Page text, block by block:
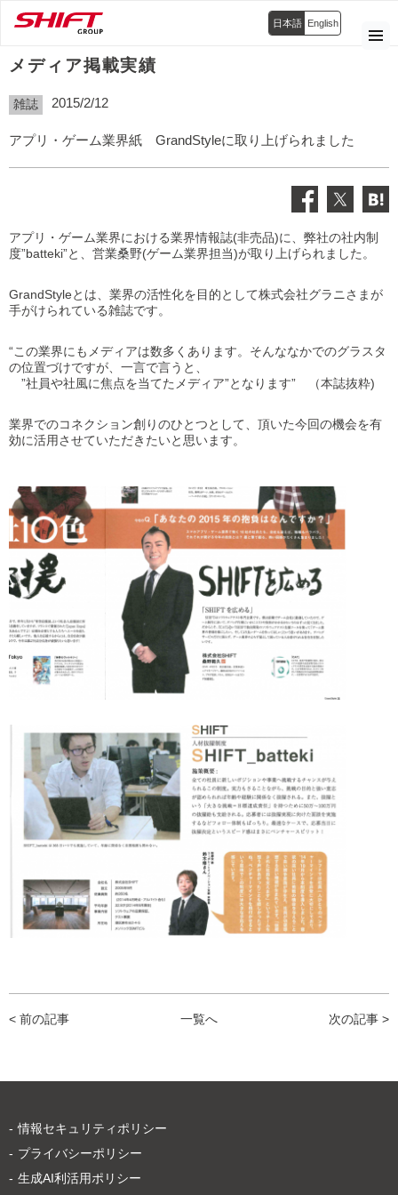
日本語 English
メディア掲載実績
雑誌 2015/2/12
アプリ・ゲーム業界紙 GrandStyleに取り上げられました
アプリ・ゲーム業界における業界情報誌(非売品)に、弊社の社内制
度”batteki”と、営業桑野(ゲーム業界担当)が取り上げられました。
GrandStyleとは、業界の活性化を目的として株式会社グラニさまが
手がけられている雑誌です。
“この業界にもメディアは数多くあります。そんななかでのグラスタ
の位置づけですが、一言で言うと、
”社員や社風に焦点を当てたメディア”となります” （本誌抜粋)
業界でのコネクション創りのひとつとして、頂いた今回の機会を有
効に活用させていただきたいと思います。
< 前の記事 一覧へ 次の記事 >
情報セキュリティポリシー
プライバシーポリシー
生成AI利活用ポリシー